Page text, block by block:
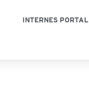
INTERNES PORTAL